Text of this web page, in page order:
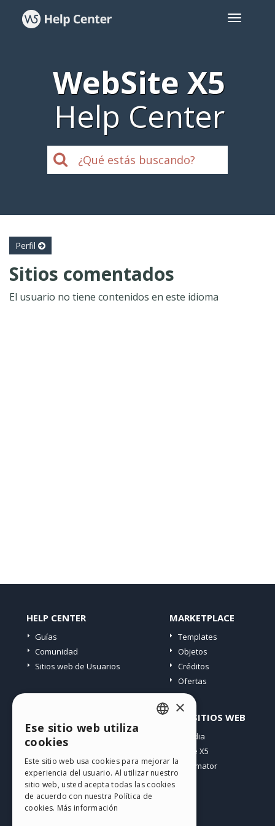
WebSite X5
Help Center
Perfil
Sitios comentados
El usuario no tiene contenidos en este idioma
HELP CENTER
Guías
Comunidad
Sitios web de Usuarios
MARKETPLACE
Templates
Objetos
Créditos
Ofertas
Mis post
Mis download
Espacio Web
Mis Créditos
OTROS SITIOS WEB
Incomedia
WebSite X5
WebAnimator
GERMAN
SPANISH
×
Ese sitio web utiliza
cookies
Este sitio web usa cookies para mejorar la
experiencia del usuario. Al utilizar nuestro
sitio web, usted acepta todas las cookies
de acuerdo con nuestra Política de
cookies. Más información